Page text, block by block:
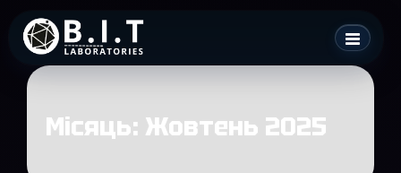
content
Місяць: Жовтень 2025